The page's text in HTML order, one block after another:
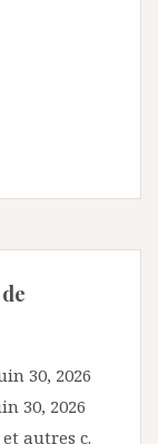
30, 2026
30, 2026
autres c.